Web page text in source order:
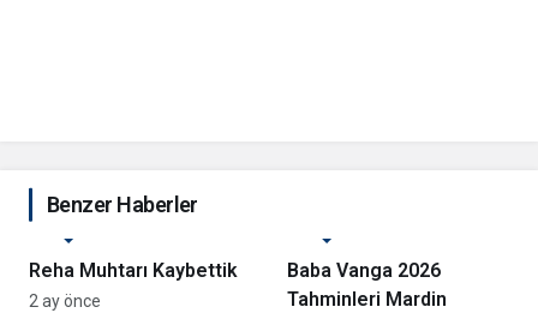
Benzer Haberler
Reha Muhtarı Kaybettik
2 ay önce
Baba Vanga 2026
Tahminleri Mardin